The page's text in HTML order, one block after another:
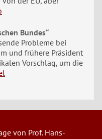
Bundes“
Probleme bei
und frühere Präsident
Vorschlag, um die
von Prof. Hans-